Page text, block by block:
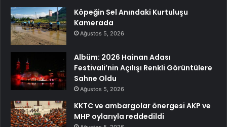
Köpeğin Sel Anındaki Kurtuluşu
Kamerada
Ağustos 5, 2026
Albüm: 2026 Hainan Adası
Festivali’nin Açılışı Renkli Görüntülere
Sahne Oldu
Ağustos 5, 2026
KKTC ve ambargolar önergesi AKP ve
MHP oylarıyla reddedildi